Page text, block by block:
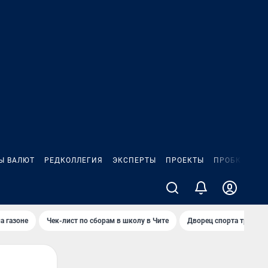
ВАЛЮТ РЕДКОЛЛЕГИЯ ЭКСПЕРТЫ ПРОЕКТЫ ПРОБКИ
газоне Чек-лист по сборам в школу в Чите Дворец спорта